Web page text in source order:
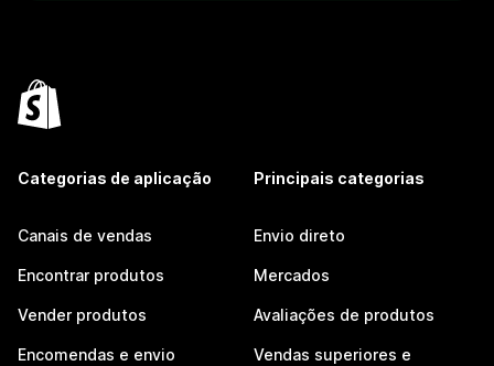
Categorias de aplicação
Canais de vendas
Encontrar produtos
Vender produtos
Encomendas e envio
Principais categorias
Envio direto
Mercados
Avaliações de produtos
Vendas superiores e